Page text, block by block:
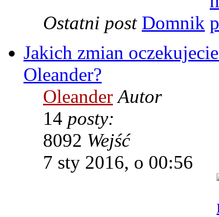
Ostatni post Domnik
Jakich zmian
Oleander?
Oleander Autor
14 posty:
8092 Wejść
7 sty 2016, o 00:56